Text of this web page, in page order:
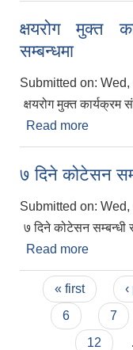
क्षयरोग मुक्त
सम्बन्धमा
Submitted on: Wed,
क्षयरोग मुक्त कार्यक्रम
Read more
७ दिने कोटेसन
Submitted on: Wed,
७ दिने कोटेसन सम्बन्धी
Read more
Pages
« first
6
7
12